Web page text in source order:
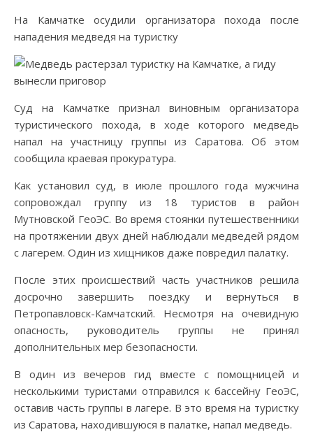
На Камчатке осудили организатора похода после
нападения медведя на туристку
Суд на Камчатке признал виновным организатора
туристического похода, в ходе которого медведь
напал на участницу группы из Саратова. Об этом
сообщила краевая прокуратура.
Как установил суд, в июле прошлого года мужчина
сопровождал группу из 18 туристов в район
Мутновской ГеоЭС. Во время стоянки путешественники
на протяжении двух дней наблюдали медведей рядом
с лагерем. Один из хищников даже повредил палатку.
После этих происшествий часть участников решила
досрочно завершить поездку и вернуться в
Петропавловск-Камчатский. Несмотря на очевидную
опасность, руководитель группы не принял
дополнительных мер безопасности.
В один из вечеров гид вместе с помощницей и
несколькими туристами отправился к бассейну ГеоЭС,
оставив часть группы в лагере. В это время на туристку
из Саратова, находившуюся в палатке, напал медведь.